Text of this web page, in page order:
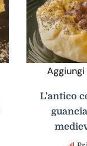
L’antico